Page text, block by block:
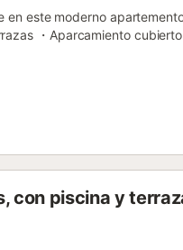
en este moderno
・Aparcamiento
en Tenerife! ▶ EL ESPACIO
Disfrutará de su
→ 2 cómodos baños. → una
aeropuerto "Tenerife Sur"
y 471 le llevarán a la zona
llegar al lugar. ¿Cómo es
con piscina y